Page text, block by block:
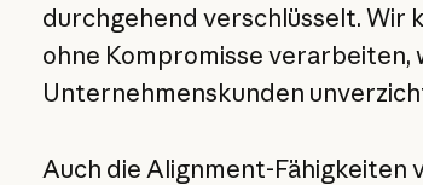
durchgehend verschlüsselt. Wir
ohne Kompromisse verarbeiten,
Unternehmenskunden
Auch die Alignment-Fähigkeiten